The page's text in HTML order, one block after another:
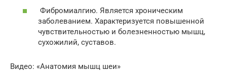
Фибромиалгию. Является хроническим
заболеванием. Характеризуется повышенной
чувствительностью и болезненностью мышц,
сухожилий, суставов.
Видео: «Анатомия мышц шеи»